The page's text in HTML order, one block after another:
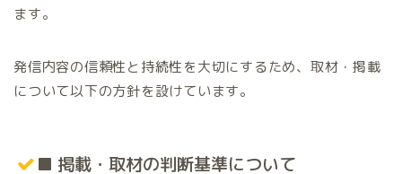
ます。
発信内容の信頼性と持続性を大切にするため、取材・掲載
について以下の方針を設けています。
■ 掲載・取材の判断基準について